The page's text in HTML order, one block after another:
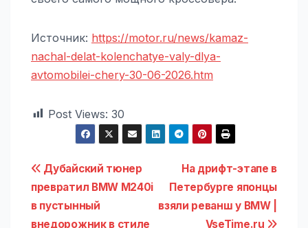
Источник: https://motor.ru/news/kamaz-
nachal-delat-kolenchatye-valy-dlya-
avtomobilei-chery-30-06-2026.htm
Post Views: 30
Навигация
по
На дрифт-этапе в
Петербурге японцы
взяли реванш у BMW |
VseTime.ru
Дубайский тюнер
превратил BMW M240i
в пустынный
внедорожник в стиле